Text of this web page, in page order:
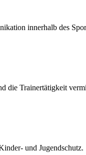
innerhalb des
die Trainertätigkeit
und Jugendschutz.